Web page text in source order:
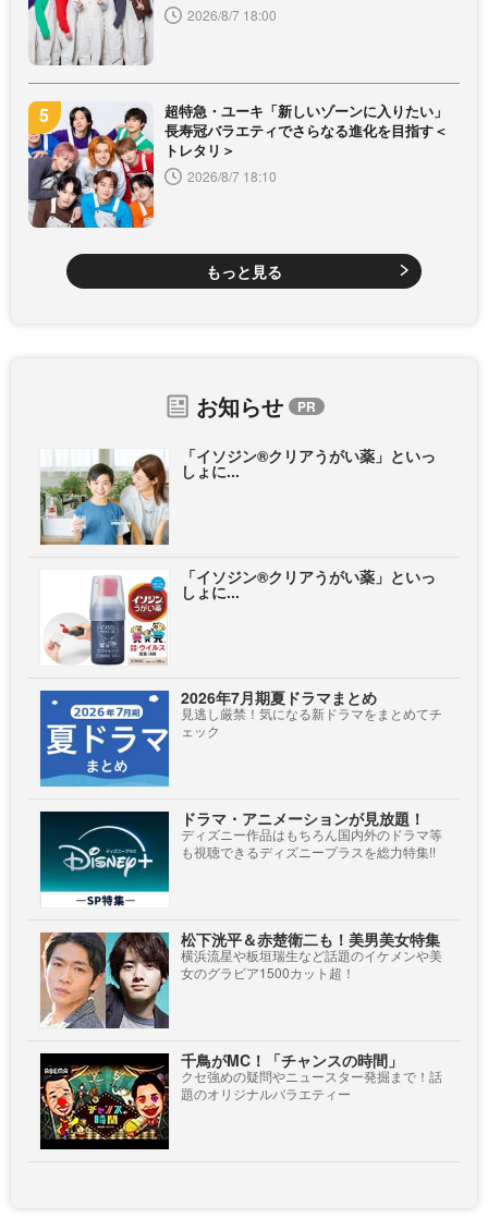
2026/8/7 18:00
超特急・ユーキ「新しいゾーンに入りたい」
長寿冠バラエティでさらなる進化を目指す＜
トレタリ＞
2026/8/7 18:10
もっと見る
お知らせ
「イソジン®クリアうがい薬」といっ
しょに...
「イソジン®クリアうがい薬」といっ
しょに...
2026年7月期夏ドラマまとめ
見逃し厳禁！気になる新ドラマをまとめてチ
ェック
ドラマ・アニメーションが見放題！
ディズニー作品はもちろん国内外のドラマ等
も視聴できるディズニープラスを総力特集!!
松下洸平＆赤楚衛二も！美男美女特集
横浜流星や板垣瑞生など話題のイケメンや美
女のグラビア1500カット超！
千鳥がMC！「チャンスの時間」
クセ強めの疑問やニュースター発掘まで！話
題のオリジナルバラエティー